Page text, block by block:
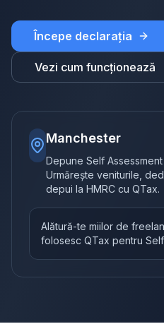
Începe declarația
Vezi cum funcționează
Manchester
Depune Self
Urmărește veniturile,
depui la HMRC cu QTax.
Alătură-te miilor de
folosesc QTax pentru